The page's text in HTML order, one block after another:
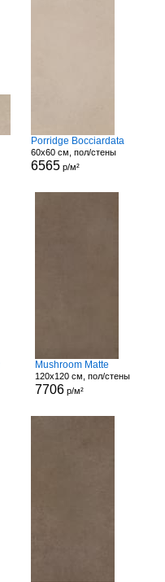
Porridge Bocciardata
60x60 см, пол/стены
6565 р/м²
Mushroom Matte
120x120 см, пол/стены
7706р/м²